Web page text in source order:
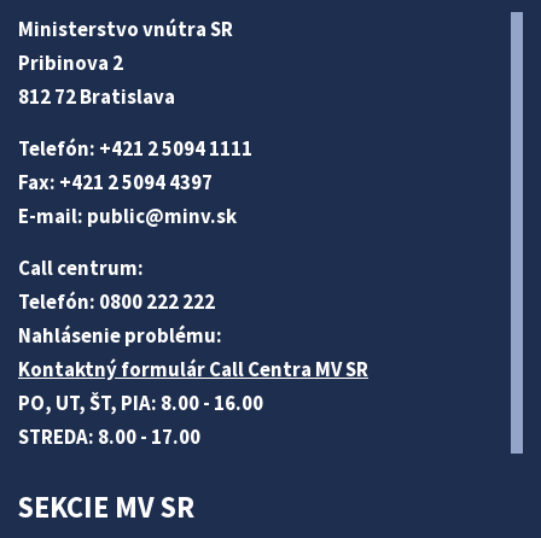
Ministerstvo vnútra SR
Pribinova 2
812 72 Bratislava
Telefón: +421 2 5094 1111
Fax: +421 2 5094 4397
E-mail: public@minv.sk
Call centrum:
Telefón: 0800 222 222
Nahlásenie problému:
Kontaktný formulár Call Centra MV SR
PO, UT, ŠT, PIA: 8.00 - 16.00
STREDA: 8.00 - 17.00
SEKCIE MV SR